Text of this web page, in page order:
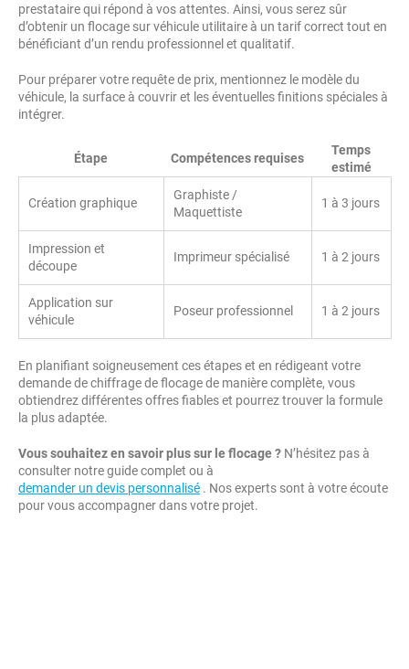
prestataire qui répond à vos attentes. Ainsi, vous serez sûr
d’obtenir un flocage sur véhicule utilitaire à un tarif correct tout en
bénéficiant d’un rendu professionnel et qualitatif.
Pour préparer votre requête de prix, mentionnez le modèle du
véhicule, la surface à couvrir et les éventuelles finitions spéciales à
intégrer.
Étape Compétences requises
Temps
estimé
Création graphique
Graphiste /
Maquettiste
1 à 3 jours
Impression et
découpe
Imprimeur spécialisé 1 à 2 jours
Application sur
véhicule
Poseur professionnel 1 à 2 jours
En planifiant soigneusement ces étapes et en rédigeant votre
demande de chiffrage de flocage de manière complète, vous
obtiendrez différentes offres fiables et pourrez trouver la formule
la plus adaptée.
Vous souhaitez en savoir plus sur le flocage ? N’hésitez pas à
consulter notre guide complet ou à
demander un devis personnalisé . Nos experts sont à votre écoute
pour vous accompagner dans votre projet.